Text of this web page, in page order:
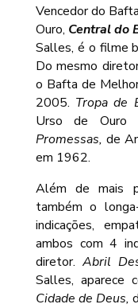
Vencedor do
Ouro, Central do
Salles, é o filme
Do mesmo
o Bafta de
2005. Tropa de
Urso de
Promessas, de
em 1962.
Além de mais
também o
indicações,
ambos com 4
diretor. Abril
Salles, aparece
Cidade de Deus,